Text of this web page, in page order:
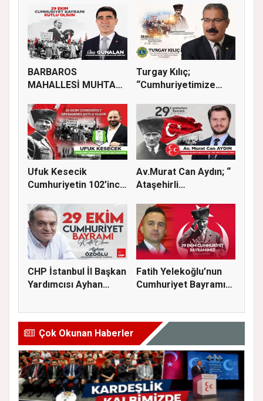
BARBAROS
MAHALLESİ MUHTARI
Turgay Kılıç;
“Cumhuriyetimize
Ufuk Kesecik
Cumhuriyetin 102’inci
Av.Murat Can Aydın; “
Ataşehirli
CHP İstanbul İl Başkan
Yardımcısı Ayhan
Fatih Yelekoğlu’nun
Cumhuriyet Bayramı
Çok Okunan Haberler